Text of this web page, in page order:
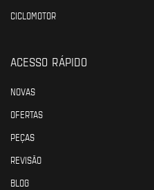
CICLOMOTOR
ACESSO RÁPIDO
NOVAS
OFERTAS
PEÇAS
REVISÃO
BLOG